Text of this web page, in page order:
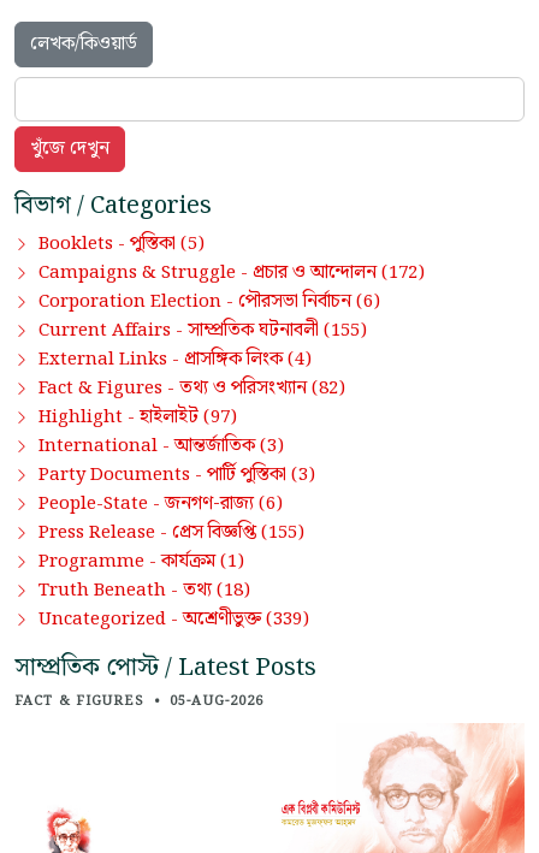
লেখক/কিওয়ার্ড
বিভাগ / Categories
Booklets - পুস্তিকা (5)
Campaigns & Struggle - প্রচার ও আন্দোলন(172)
Corporation Election - পৌরসভা নির্বাচন(6)
Current Affairs - সাম্প্রতিক ঘটনাবলী (155)
External Links - প্রাসঙ্গিক লিংক(4)
Fact & Figures - তথ্য ও পরিসংখ্যান(82)
Highlight -হাইলাইট(97)
International -আন্তর্জাতিক(3)
Party Documents - পার্টি পুস্তিকা (3)
People-State -জনগণ-রাজ্য(6)
Press Release - প্রেস বিজ্ঞপ্তি(155)
Programme -কার্যক্রম(1)
Truth Beneath - তথ্য(18)
Uncategorized -অশ্রেণীভুক্ত(339)
সাম্প্রতিক পোস্ট / Latest Posts
FACT & FIGURES • 05-AUG-2026